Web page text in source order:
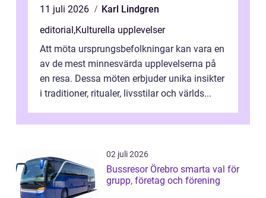
11 juli 2026
Karl Lindgren
editorial,Kulturella upplevelser
Att möta ursprungsbefolkningar kan vara en
av de mest minnesvärda upplevelserna på
en resa. Dessa möten erbjuder unika insikter
i traditioner, ritualer, livsstilar och världs...
02 juli 2026
Bussresor Örebro smarta val för
grupp, företag och förening